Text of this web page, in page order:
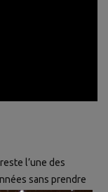
l’une des
sans prendre